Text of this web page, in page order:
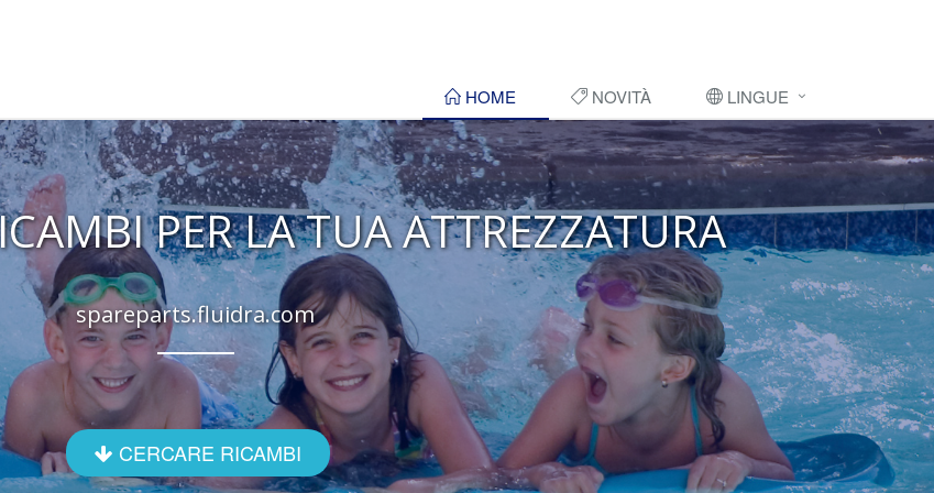
HOME NOVITÀ LINGUE
PER LA TUA ATTREZZATURA
spareparts.fluidra.com
CERCARE RICAMBI